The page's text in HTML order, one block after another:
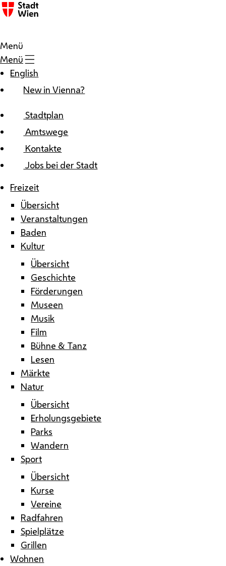
Zum Inhalt
Menü
Menü
English
New in Vienna?
Stadtplan
Amtswege
Kontakte
Jobs bei der Stadt
Freizeit
Übersicht
Veranstaltungen
Baden
Kultur
Übersicht
Geschichte
Förderungen
Museen
Musik
Film
Bühne & Tanz
Lesen
Märkte
Natur
Übersicht
Erholungsgebiete
Parks
Wandern
Sport
Übersicht
Kurse
Vereine
Radfahren
Spielplätze
Grillen
Wohnen